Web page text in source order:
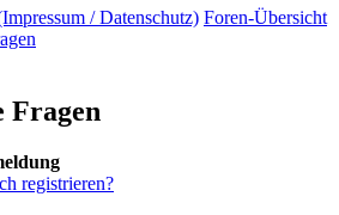
/ Datenschutz) Foren-Übersicht
Fragen
registrieren?